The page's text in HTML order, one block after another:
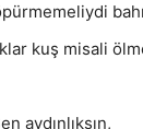
kuş misali
aydınlıksın,